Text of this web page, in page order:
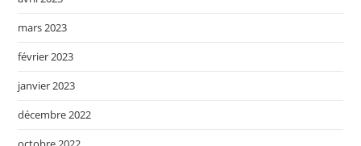
mars 2023
février 2023
janvier 2023
décembre 2022